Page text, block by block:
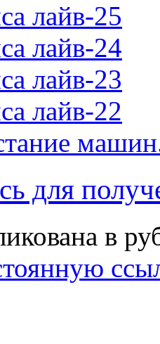
лайв-25
лайв-24
лайв-23
лайв-22
для
в